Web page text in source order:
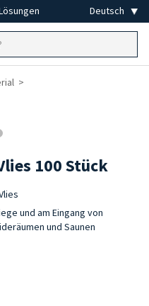
100 Stück
und am Eingang von
und Saunen